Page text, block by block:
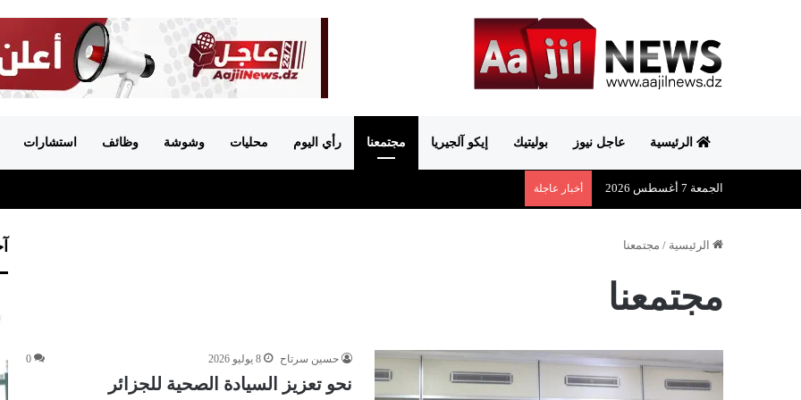
الرئيسية عاجل نيوز بوليتيك إيكو آلجيريا مجتمعنا رأي اليوم محليات وشوشة وظائف استشارات
الجمعة 7 أغسطس 2026 أخبار عاجلة
الرئيسية / مجتمعنا
مجتمعنا
حسين سرتاح 8 يوليو 2026 0
نحو تعزيز السيادة الصحية للجزائر